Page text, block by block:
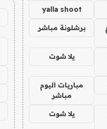
yalla shoot
برشلونة مباشر
يلا شوت
مباريات اليوم
مباشر
يلا شوت